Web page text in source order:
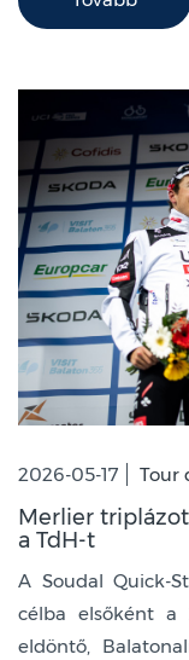
2026-05-17 Tour
Merlier
a TdH-t
A Soudal Quick-
célba elsőként a
eldöntő,